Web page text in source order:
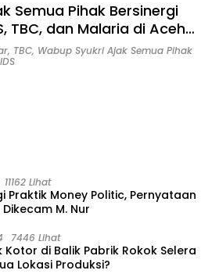
Semua Pihak Bersinergi
TBC, dan Malaria di Aceh
, TBC, Wabup Syukri Ajak Semua Pihak
11162 Lihat
Praktik Money Politic, Pernyataan
M. Nur
7446 Lihat
Kotor di Balik Pabrik Rokok Selera
Lokasi Produksi?